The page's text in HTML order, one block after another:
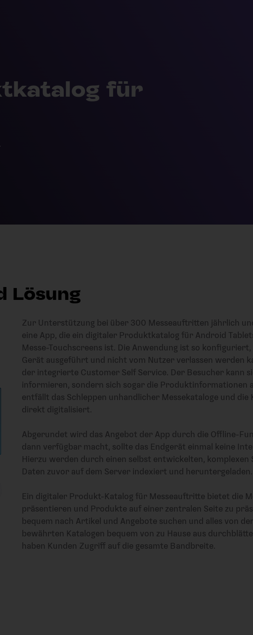
für
Lösung
Zur Unterstützung bei über 300 Messeauftritten jährlich
eine App, die ein digitaler Produktkatalog für Android
Messe-Touchscreens ist. Die Anwendung ist so
Gerät ausgeführt und nicht vom Nutzer verlassen werden
der integrierte Customer Self Service. Der Besucher kann
informieren, sondern sich sogar die Produktinformationen
entfällt das Schleppen unhandlicher Messekataloge und
direkt digitalisiert.
Abgerundet wird das Angebot der App durch die Offline-
dann verfügbar macht, sollte das Endgerät einmal keine
Hierzu werden durch einen selbst entwickelten,
Daten zuvor auf dem Server indexiert und heruntergeladen.
Ein digitaler Produkt-Katalog für Messeauftritte bietet die
präsentieren und Produkte auf einer zentralen Seite zu
bequem nach Artikel und Angebote suchen und alles von
bewährten Katalogen bequem von zu Hause aus
haben Kunden Zugriff auf die gesamte Bandbreite.